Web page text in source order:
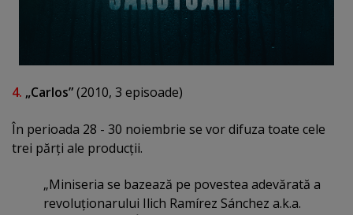
4. „Carlos”(2010, 3 episoade)
În perioada 28 - 30 noiembrie se vor difuza toate cele
trei părţi ale producţii.
„Miniseria se bazează pe povestea adevărată a
revoluţionarului Ilich Ramírez Sánchez a.k.a.